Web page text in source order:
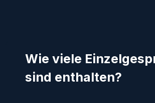
Wie viele
sind enthalten?